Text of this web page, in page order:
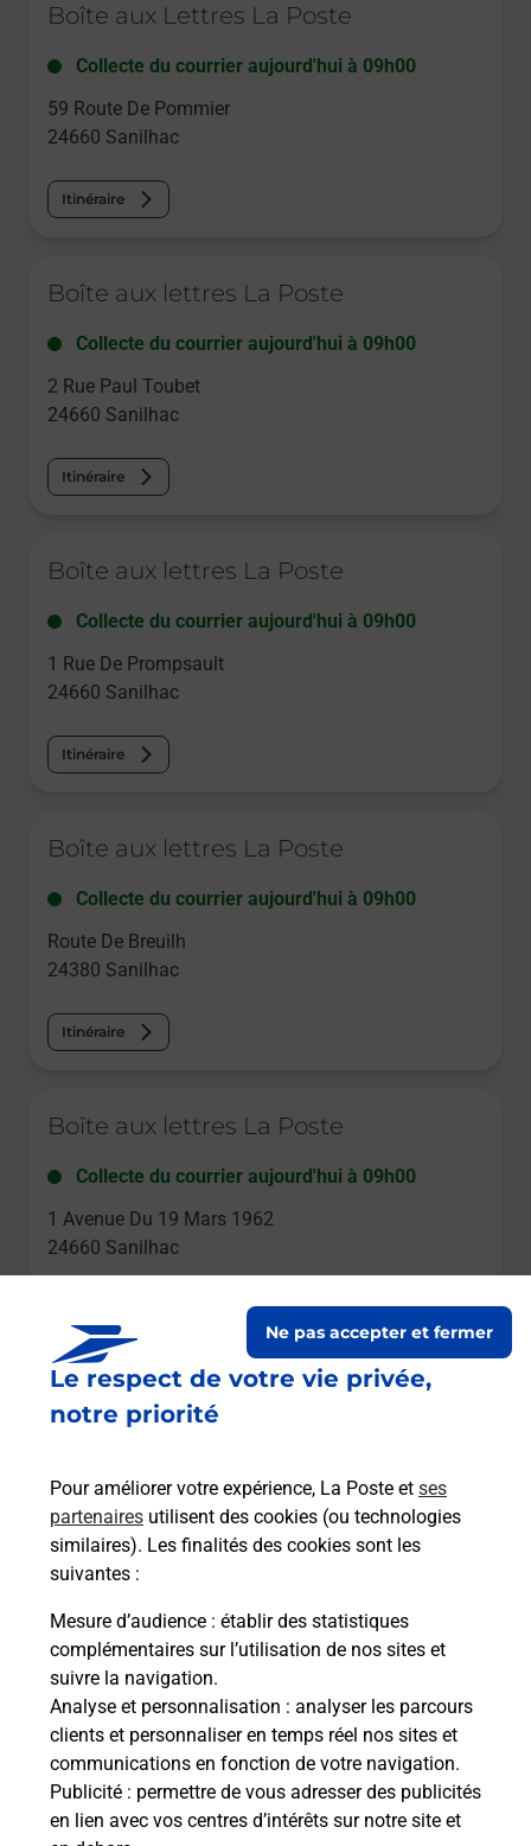
Le respect de votre vie privée,
notre priorité
Pour améliorer votre expérience, La Poste et ses
partenaires utilisent des cookies (ou technologies
similaires). Les finalités des cookies sont les
suivantes :
Mesure d’audience : établir des statistiques
complémentaires sur l’utilisation de nos sites et
suivre la navigation.
Analyse et personnalisation : analyser les parcours
clients et personnaliser en temps réel nos sites et
communications en fonction de votre navigation.
Publicité : permettre de vous adresser des publicités
en lien avec vos centres d’intérêts sur notre site et
Ne pas accepter et fermer
Boîte aux Lettres La Poste
Collecte du courrier aujourd'hui à 09h00
59 Route De Pommier
24660 Sanilhac
Itinéraire
Boîte aux lettres La Poste
Collecte du courrier aujourd'hui à 09h00
2 Rue Paul Toubet
24660 Sanilhac
Itinéraire
Boîte aux lettres La Poste
Collecte du courrier aujourd'hui à 09h00
1 Rue De Prompsault
24660 Sanilhac
Itinéraire
Boîte aux lettres La Poste
Collecte du courrier aujourd'hui à 09h00
Route De Breuilh
24380 Sanilhac
Itinéraire
Boîte aux lettres La Poste
Collecte du courrier aujourd'hui à 09h00
1 Avenue Du 19 Mars 1962
24660 Sanilhac
Boîte aux lettres La Poste
Avenue Borie Marty
24660 Sanilhac
Le lien s'ouvre dans un nouvel onglet
Boîte aux Lettres La Poste
Collecte du courrier aujourd'hui à 09h00
Route De La Croix Neuve
24750 Sanilhac
Le lien s'ouvre dans un nouvel onglet